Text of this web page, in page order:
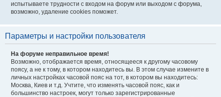
испытываете трудности с входом на форум или выходом с форума,
возможно, удаление cookies поможет.
Параметры и настройки пользователя
На форуме неправильное время!
Возможно, отображается время, относящееся к другому часовому
поясу, а не к тому, в котором находитесь вы. В этом случае измените в
личных настройках часовой пояс на тот, в котором вы находитесь:
Москва, Киев и т.д. Учтите, что изменять часовой пояс, как и
большинство настроек, могут только зарегистрированные